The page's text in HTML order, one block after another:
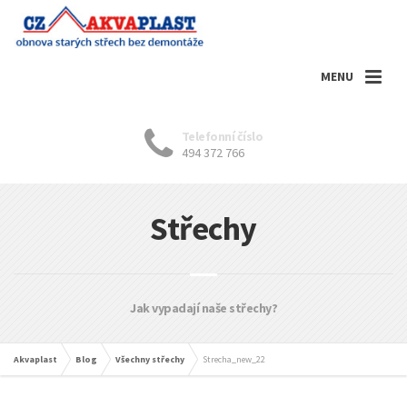
MENU
Telefonní číslo
494 372 766
Střechy
Jak vypadají naše střechy?
Akvaplast Blog Všechny střechy Strecha_new_22